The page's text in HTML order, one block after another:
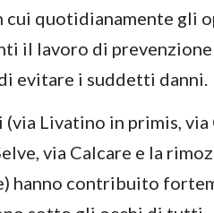
cui quotidianamente gli
il lavoro di
evitare i suddetti danni.
Livatino in primis, via
via Calcare e la
hanno contribuito